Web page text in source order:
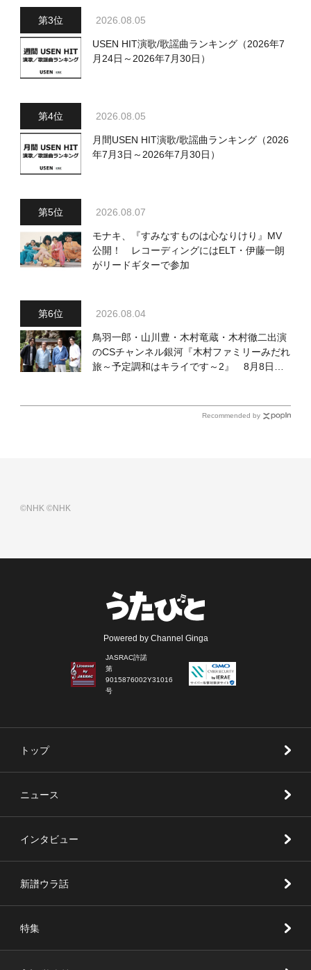
2026.08.05
USEN HIT演歌/歌謡曲ランキング（2026年7
月24日～2026年7月30日）
2026.08.05
月間USEN HIT演歌/歌謡曲ランキング（2026
年7月3日～2026年7月30日）
2026.08.07
モナキ、『すみなすものは心なりけり』MV
公開！ レコーディングにはELT・伊藤一朗
がリードギターで参加
2026.08.04
鳥羽一郎・山川豊・木村竜蔵・木村徹二出演
のCSチャンネル銀河『木村ファミリーみだれ
旅～予定調和はキライです～2』 8月8日
Recommended by
©NHK©NHK
Powered by Channel Ginga
JASRAC許諾
第
9015876002Y31016
号
トップ
ニュース
インタビュー
新譜ウラ話
特集